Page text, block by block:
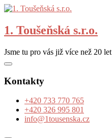
Skip
content
1. Toušeňská s.r.o.
Jsme tu pro vás již více než 20 let
Kontakty
+420 733 770 765
+420 326 995 801
info@1tousenska.cz